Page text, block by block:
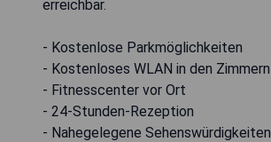
erreichbar.
- Kostenlose Parkmöglichkeiten
- Kostenloses WLAN in den Zimmern
- Fitnesscenter vor Ort
- 24-Stunden-Rezeption
- Nahegelegene Sehenswürdigkeiten